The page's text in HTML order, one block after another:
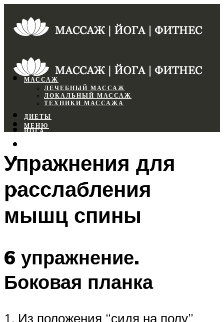
МАССАЖ
ЛЕЧЕБНЫЙ МАССАЖ
ЛОКАЛЬНЫЙ МАССАЖ
ТЕХНИКИ МАССАЖА
ДИЕТЫ
ЙОГА
ФИТНЕС
МЕНЮ
МЕНЮ
Упражнения для
расслабления
мышц спины
6 упражнение.
Боковая планка
1. Из положения “сидя на полу”